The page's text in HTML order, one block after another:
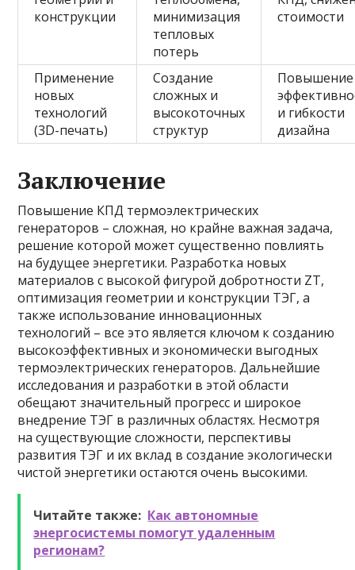
конструкции
минимизация
тепловых
потерь
стоимости
Применение
новых
технологий
(3D-печать)
Создание
сложных и
высокоточных
структур
Повышение
и гибкости
дизайна
Заключение
Повышение КПД термоэлектрических
генераторов – сложная, но крайне важная задача,
решение которой может существенно повлиять
на будущее энергетики. Разработка новых
материалов с высокой фигурой добротности ZT,
оптимизация геометрии и конструкции ТЭГ, а
также использование инновационных
технологий – все это является ключом к созданию
высокоэффективных и экономически выгодных
термоэлектрических генераторов. Дальнейшие
исследования и разработки в этой области
обещают значительный прогресс и широкое
внедрение ТЭГ в различных областях. Несмотря
на существующие сложности, перспективы
развития ТЭГ и их вклад в создание экологически
чистой энергетики остаются очень высокими.
Читайте также: Как автономные
энергосистемы помогут удаленным
регионам?